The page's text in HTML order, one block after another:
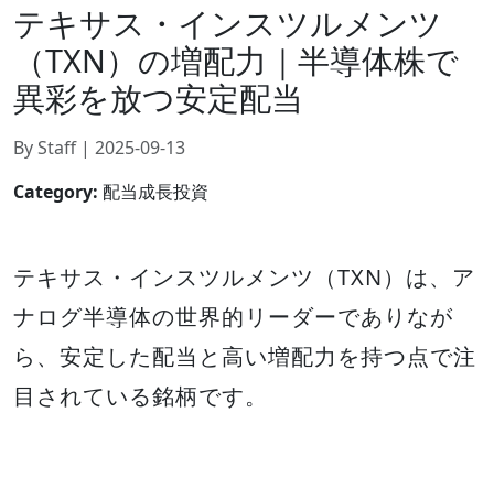
テキサス・インスツルメンツ
（TXN）の増配力｜半導体株で
異彩を放つ安定配当
By Staff | 2025-09-13
Category: 配当成長投資
テキサス・インスツルメンツ（TXN）は、ア
ナログ半導体の世界的リーダーでありなが
ら、安定した配当と高い増配力を持つ点で注
目されている銘柄です。